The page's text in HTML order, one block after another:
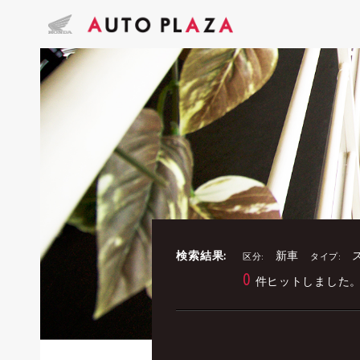
検索結果: 区分: 新車 タイプ:
0 件ヒットしました。